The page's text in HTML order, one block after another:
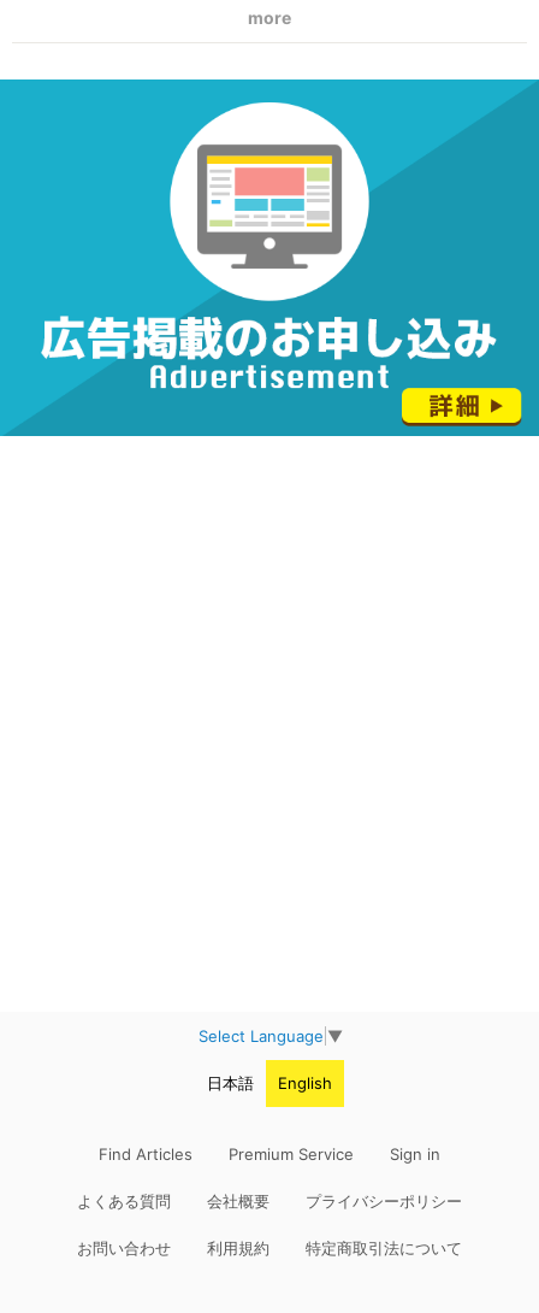
more
Select Language ▼
日本語 English
Find Articles Premium Service Sign in
よくある質問 会社概要 プライバシーポリシー
お問い合わせ 利用規約 特定商取引法について